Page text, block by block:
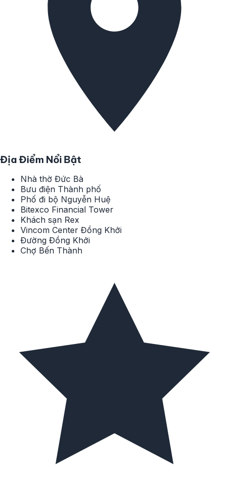
Địa Điểm Nổi Bật
Nhà thờ Đức Bà
Bưu điện Thành phố
Phố đi bộ Nguyễn Huệ
Bitexco Financial Tower
Khách sạn Rex
Vincom Center Đồng Khởi
Đường Đồng Khởi
Chợ Bến Thành